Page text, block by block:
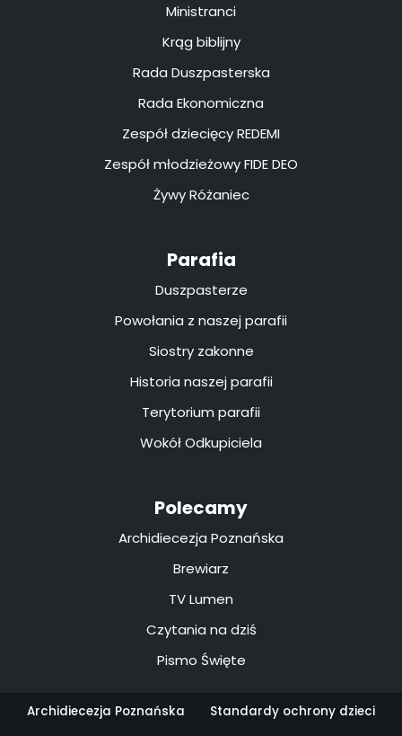
Ministranci
Krąg biblijny
Rada Duszpasterska
Rada Ekonomiczna
Zespół dziecięcy REDEMI
Zespół młodzieżowy FIDE DEO
Żywy Różaniec
Parafia
Duszpasterze
Powołania z naszej parafii
Siostry zakonne
Historia naszej parafii
Terytorium parafii
Wokół Odkupiciela
Polecamy
Archidiecezja Poznańska
Brewiarz
TV Lumen
Czytania na dziś
Pismo Święte
Archidiecezja Poznańska Standardy ochrony dzieci